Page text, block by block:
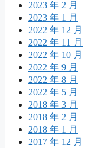
2023 年 2 月
2023 年 1 月
2022 年 12 月
2022 年 11 月
2022 年 10 月
2022 年 9 月
2022 年 8 月
2022 年 5 月
2018 年 3 月
2018 年 2 月
2018 年 1 月
2017 年 12 月